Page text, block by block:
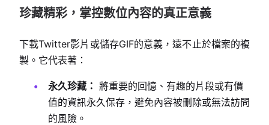
珍藏精彩，掌控數位內容的真正意義
下載Twitter影片或儲存GIF的意義，遠不止於檔案的複
製。它代表著：
永久珍藏： 將重要的回憶、有趣的片段或有價
值的資訊永久保存，避免內容被刪除或無法訪問
的風險。